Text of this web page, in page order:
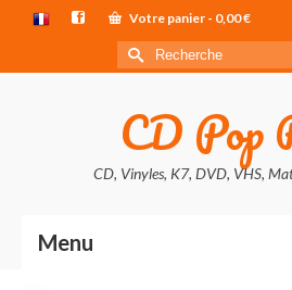
Votre panier - 0,00€
Rechercher :
CD Pop
CD, Vinyles, K7, DVD, VHS,
Menu